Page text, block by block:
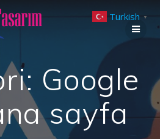
to
Google
sayfa
Turkish ▼